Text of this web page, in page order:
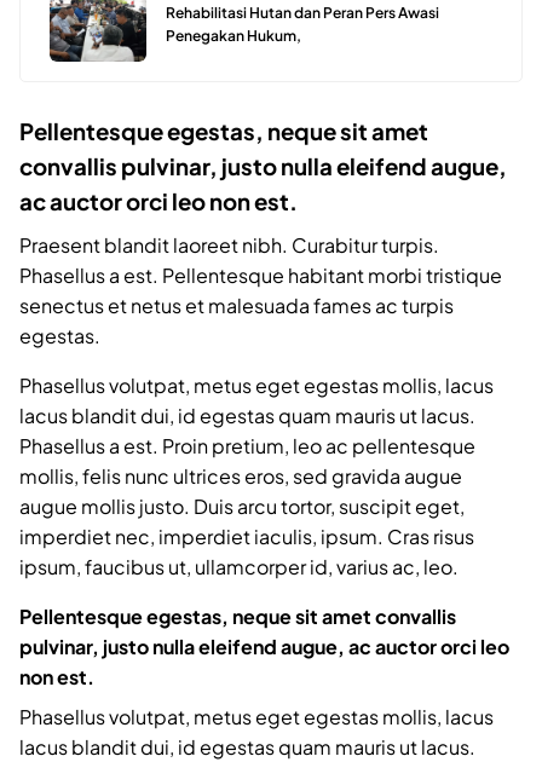
Rehabilitasi Hutan dan Peran Pers Awasi
Penegakan Hukum,
Pellentesque egestas, neque sit amet
convallis pulvinar, justo nulla eleifend augue,
ac auctor orci leo non est.
Praesent blandit laoreet nibh. Curabitur turpis.
Phasellus a est. Pellentesque habitant morbi tristique
senectus et netus et malesuada fames ac turpis
egestas.
Phasellus volutpat, metus eget egestas mollis, lacus
lacus blandit dui, id egestas quam mauris ut lacus.
Phasellus a est. Proin pretium, leo ac pellentesque
mollis, felis nunc ultrices eros, sed gravida augue
augue mollis justo. Duis arcu tortor, suscipit eget,
imperdiet nec, imperdiet iaculis, ipsum. Cras risus
ipsum, faucibus ut, ullamcorper id, varius ac, leo.
Pellentesque egestas, neque sit amet convallis
pulvinar, justo nulla eleifend augue, ac auctor orci leo
non est.
Phasellus volutpat, metus eget egestas mollis, lacus
lacus blandit dui, id egestas quam mauris ut lacus.